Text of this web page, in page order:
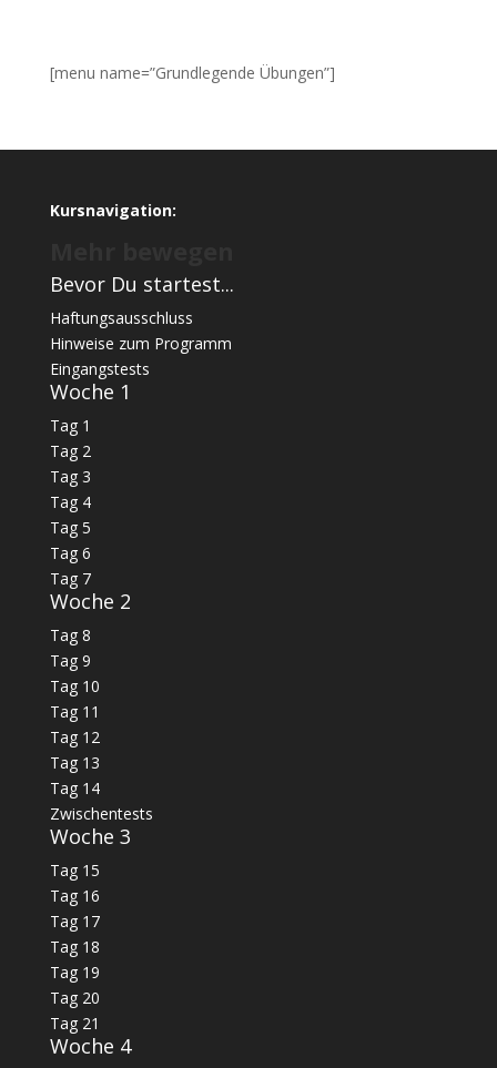
[menu name=”Grundlegende Übungen”]
Kursnavigation:
Bevor Du startest...
Haftungsausschluss
Hinweise zum Programm
Eingangstests
Woche 1
Tag 1
Tag 2
Tag 3
Tag 4
Tag 5
Tag 6
Tag 7
Woche 2
Tag 8
Tag 9
Tag 10
Tag 11
Tag 12
Tag 13
Tag 14
Zwischentests
Woche 3
Tag 15
Tag 16
Tag 17
Tag 18
Tag 19
Tag 20
Tag 21
Woche 4